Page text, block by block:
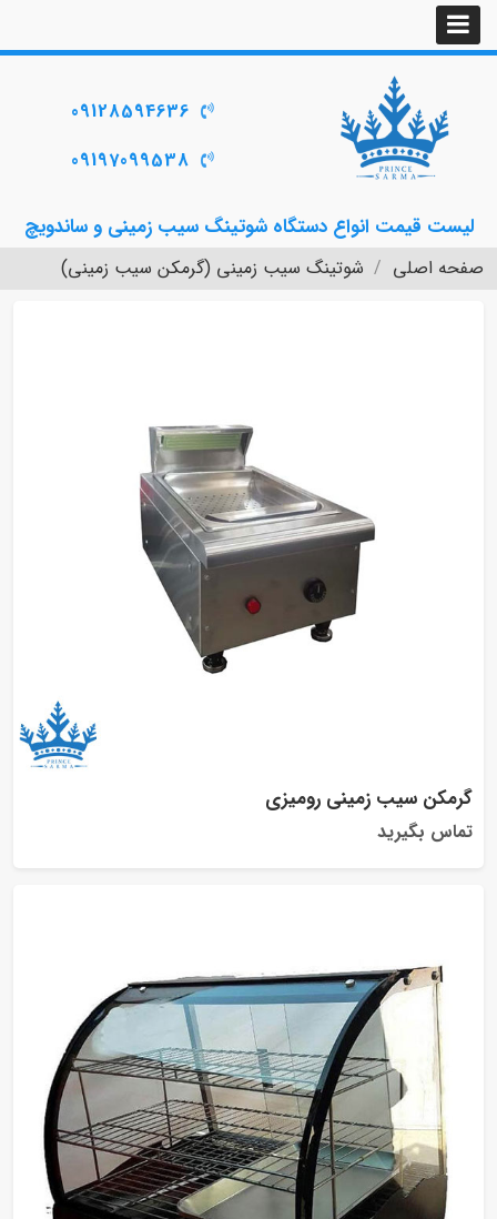
لیست قیمت انواع دستگاه شوتینگ سیب زمینی و ساندویچ
09128594636
09197099538
صفحه اصلی شوتینگ سیب زمینی (گرمکن سیب زمینی)
گرمکن سیب زمینی رومیزی
تماس بگیرید